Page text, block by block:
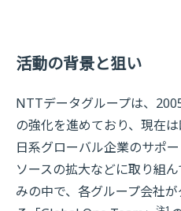
活動の背景と狙い
NTTデータグループは、
の強化を進めており、現在
日系グローバル企業のサポ
ソースの拡大などに取り組
みの中で、各グループ会社